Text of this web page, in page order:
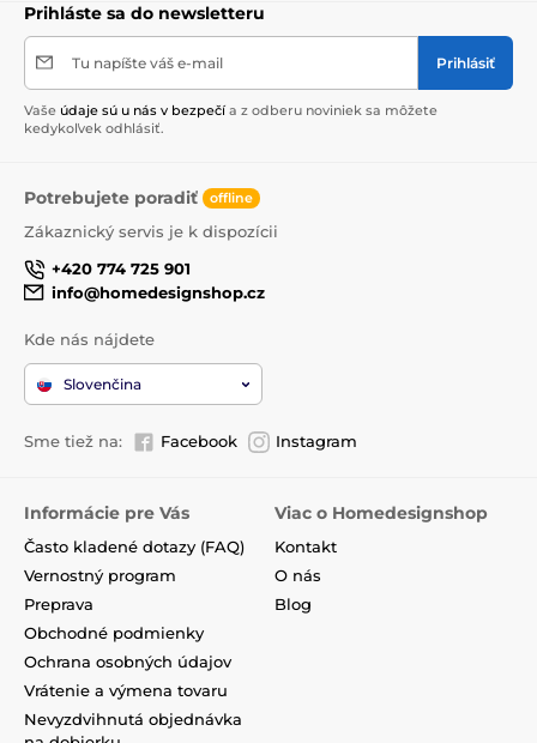
Prihláste sa do newsletteru
Tu napíšte váš e-mail Prihlásiť
Vaše údaje sú u nás v bezpečí a z odberu noviniek sa môžete
kedykoľvek odhlásiť.
Potrebujete poradiť offline
Zákaznický servis je k dispozícii
+420 774 725 901
info@homedesignshop.cz
Kde nás nájdete
Slovenčina
Sme tiež na: Facebook Instagram
Informácie pre Vás
Často kladené dotazy (FAQ)
Vernostný program
Preprava
Obchodné podmienky
Ochrana osobných údajov
Vrátenie a výmena tovaru
Nevyzdvihnutá objednávka
Viac o Homedesignshop
Kontakt
O nás
Blog